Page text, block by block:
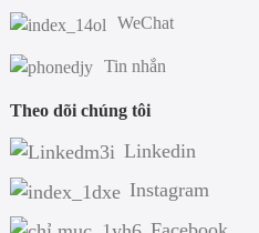
WeChat
Tin nhắn
Theo dõi chúng tôi
Linkedin
Instagram